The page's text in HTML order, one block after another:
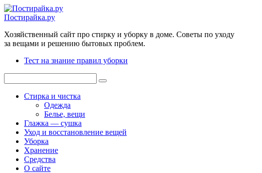
Перейти
к
Постирайка.ру
Хозяйственный сайт про стирку и уборку в доме. Советы по уходу
за вещами и решению бытовых проблем.
Тест на знание правил уборки
Стирка и чистка
Одежда
Белье, вещи
Глажка — сушка
Уход и восстановление вещей
Уборка
Хранение
Средства
О сайте